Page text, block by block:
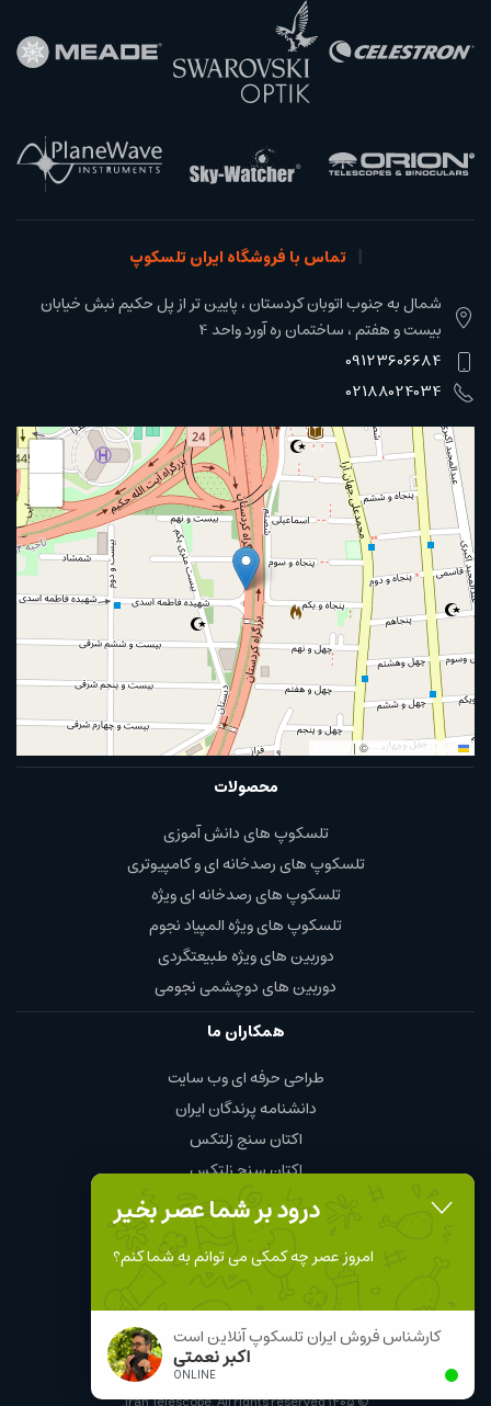
درود بر شما عصر بخیر
امروز عصر چه کمکی می توانم به شما کنم؟
کارشناس فروش ایران تلسکوپ آنلاین است
اکبر نعمتی
ONLINE
تماس با فروشگاه ایران تلسکوپ
شمال به جنوب اتوبان کردستان ، پایین تر از پل حکیم نبش خیابان
بیست و هفتم ، ساختمان ره آورد واحد 4
09123606684
02188024034
| © OpenStreetMap
محصولات
تلسکوپ های دانش آموزی
تلسکوپ های رصدخانه ای و کامپیوتری
تلسکوپ های رصدخانه ای ویژه
تلسکوپ های ویژه المپیاد نجوم
دوربین های ویژه طبیعتگردی
دوربین های دوچشمی نجومی
همکاران ما
طراحی حرفه ای وب سایت
دانشنامه پرندگان ایران
اکتان سنج زلتکس
اکتان سنج زلتکس
چای و قهوه محمود
نمایندگی چینت الکتریک chint